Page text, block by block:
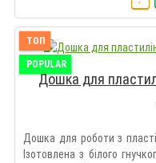
ТОП
POPULAR
Дошка для
Дошка для роботи з
Ізотовлена з білого